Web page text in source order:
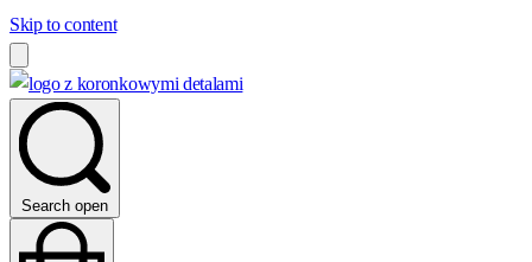
Skip to content
Search open